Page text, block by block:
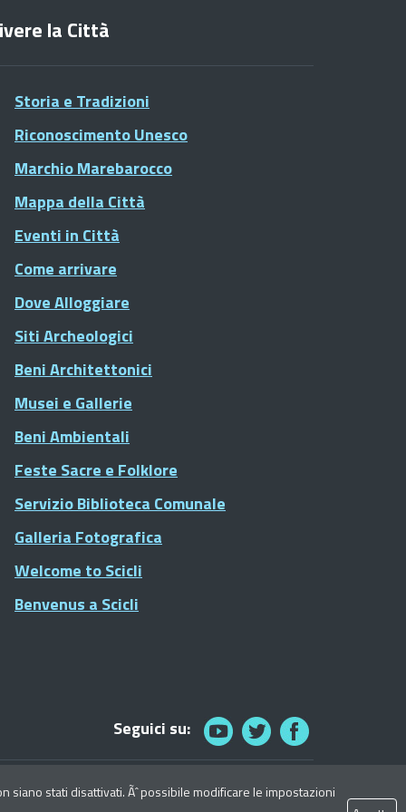
la Città
Storia e Tradizioni
Riconoscimento Unesco
Marchio Marebarocco
Mappa della Città
Eventi in Città
Come arrivare
Dove Alloggiare
Siti Archeologici
Beni Architettonici
Musei e Gallerie
Beni Ambientali
Feste Sacre e Folklore
Servizio Biblioteca Comunale
Galleria Fotografica
Welcome to Scicli
Benvenus a Scicli
Seguici su:
2021 Comune di Scicli - Tutti i diritti riservati
stati disattivati. Ãˆ possibile modificare le impostazioni